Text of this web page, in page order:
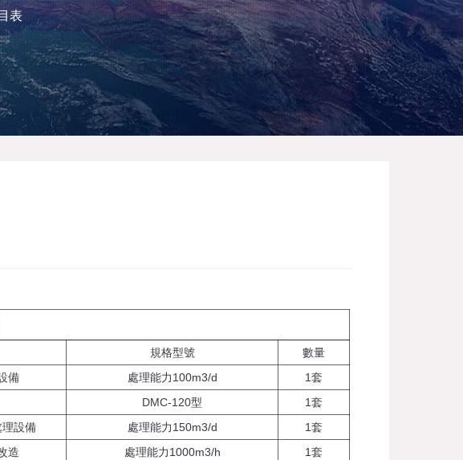
表
規格型號
數量
備 處理能力100m3/d
1套
DMC-120型
1套
設備 處理能力150m3/d
1套
造 處理能力1000m3/h
1套